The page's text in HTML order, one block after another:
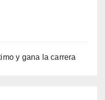
y gana la carrera